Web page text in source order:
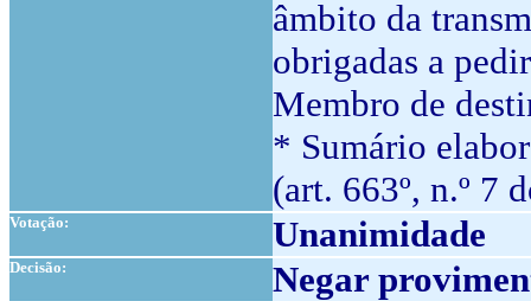
âmbito da
obrigadas a
Membro de
* Sumário
(art. 663º, n.º 7
Votação: Unanimidade
Decisão: Negar